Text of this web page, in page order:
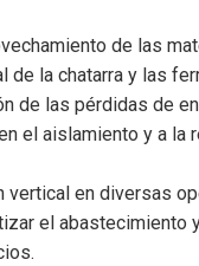
de las
de la chatarra y las
de las pérdidas de
el aislamiento y a la
vertical en diversas
el abastecimiento